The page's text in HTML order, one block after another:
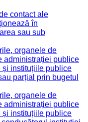
contact ale
în
sau sub
organele de
administrației publice
și instituțiile publice
parțial prin bugetul
organele de
administrației publice
și instituțiile publice